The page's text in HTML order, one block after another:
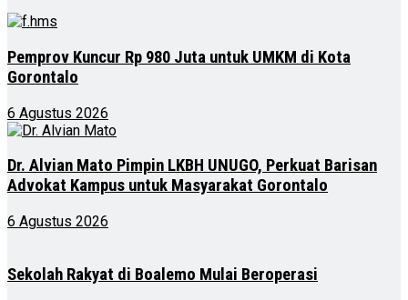
Pemprov Kuncur Rp 980 Juta untuk UMKM di Kota
Gorontalo
6 Agustus 2026
Dr. Alvian Mato Pimpin LKBH UNUGO, Perkuat Barisan
Advokat Kampus untuk Masyarakat Gorontalo
6 Agustus 2026
Sekolah Rakyat di Boalemo Mulai Beroperasi